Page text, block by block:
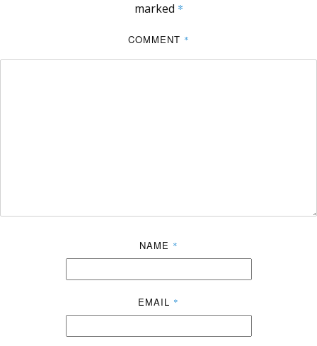
marked *
COMMENT *
NAME *
EMAIL *